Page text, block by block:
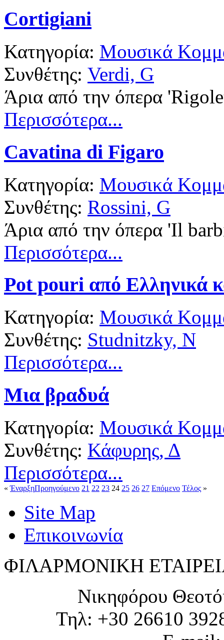
Cortigiani
Κατηγορία: Μουσικά
Συνθέτης: Verdi, G
Άρια από την όπερα
Περισσότερα...
Cavatina di Figaro
Κατηγορία: Μουσικά
Συνθέτης: Rossini, G
Άρια από την όπερα 'Il
Περισσότερα...
Pot pouri από Ελληνικά
Κατηγορία: Μουσικά
Συνθέτης: Studnitzky, N
Περισσότερα...
Μια βραδυά
Κατηγορία: Μουσικά
Συνθέτης: Κάφυρης, Δ
Περισσότερα...
«ΈναρξηΠροηγούμενο 21 22 23 24 25 26 27 Επόμενο Τέλος »
Site Map
Επικοινωνία
ΦΙΛΑΡΜΟΝΙΚΗ
Νικηφόρου
Τηλ: +30 26610